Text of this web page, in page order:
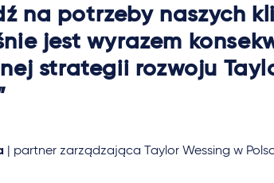
na potrzeby naszych
jest wyrazem
strategii rozwoju
partner zarządzająca Taylor Wessing w